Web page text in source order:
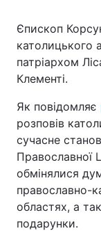
Єпископ
католицького
патріархом
Клементі.
Як повідомляє
розповів
сучасне
Православної
обмінялися
православно-
областях, а
подарунки.